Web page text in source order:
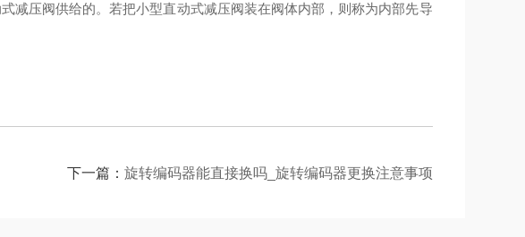
减压阀供给的。若把小型直动式减压阀装在阀体内部，则称为内部先导
下一篇： 旋转编码器能直接换吗_旋转编码器更换注意事项